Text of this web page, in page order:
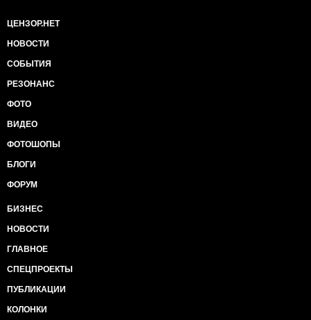
ЦЕНЗОР.НЕТ
НОВОСТИ
СОБЫТИЯ
РЕЗОНАНС
ФОТО
ВИДЕО
ФОТОШОПЫ
БЛОГИ
ФОРУМ
БИЗНЕС
НОВОСТИ
ГЛАВНОЕ
СПЕЦПРОЕКТЫ
ПУБЛИКАЦИИ
КОЛОНКИ